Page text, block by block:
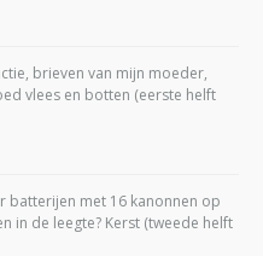
brieven van mijn moeder,
vlees en botten (eerste helft
batterijen met 16 kanonnen op
in de leegte? Kerst (tweede helft